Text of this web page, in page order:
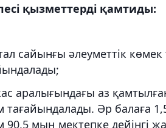
қызметтерді қамтиды:
сайынғы әлеуметтік
аралығындағы аз
тағайындалады. Әр балаға
90,5 мың мектепке дейінгі